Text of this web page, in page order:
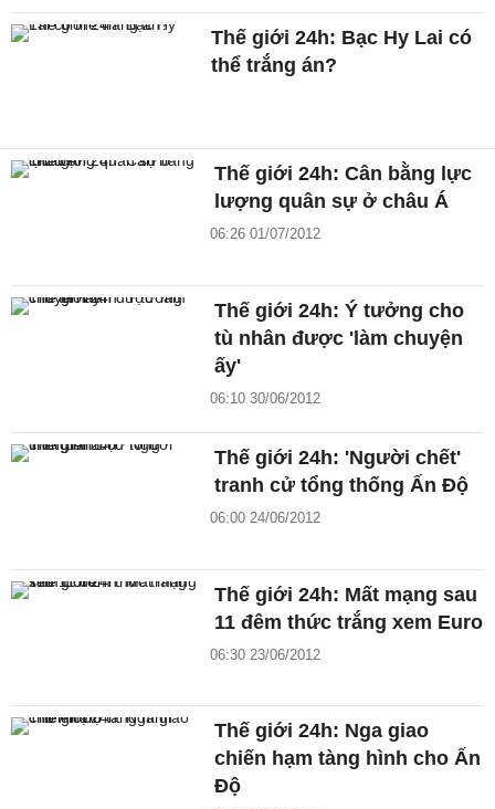
Thế giới 24h: Bạc Hy Lai có
thể trắng án?
Thế giới 24h: Cân bằng lực
lượng quân sự ở châu Á
06:26 01/07/2012
Thế giới 24h: Ý tưởng cho
tù nhân được 'làm chuyện
ấy'
06:10 30/06/2012
Thế giới 24h: 'Người chết'
tranh cử tổng thống Ấn Độ
06:00 24/06/2012
Thế giới 24h: Mất mạng sau
11 đêm thức trắng xem Euro
06:30 23/06/2012
Thế giới 24h: Nga giao
chiến hạm tàng hình cho Ấn
Độ